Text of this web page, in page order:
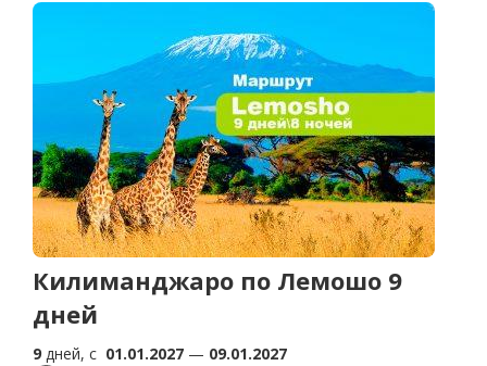
Килиманджаро по Лемошо 9
дней
9 дней, c 01.01.2027 — 09.01.2027